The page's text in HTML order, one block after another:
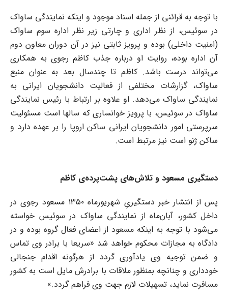
با توجه به قرائنی از جمله اسناد موجود و اینکه نمایندگی ساواک
در سوئیس، از نظر اداری و چارتی زیر نظر اداره سوم ساواک
(امنیت داخلی) بوده و پرویز ثابتی نیز در آن دوران معاون دوم
آن اداره بوده، روایت او درباره جذب کاظم رجوی به همکاری
می‌تواند درست باشد. کاظم تا چندسال بعد به عنوان منبع
ساواک، گزارشات مختلفی از فعالیت دانشجویان ایرانی به
نمایندگی ساواک می‌دهد. او علاوه بر ارتباط با رئیس نمایندگی
ساواک در سوئیس، با پرویز خوانساری که سالها است مسئولیت
سرپرستی امور دانشجویان ایرانی ساکن اروپا را بر عهده دارد و
ساکن ژنو است نیز مرتبط است.
دستگیری مسعود و تلاش‌های پشت‌پرده‌ی کاظم
پس از انتشار خبر دستگیریِ شهریورماه ۱۳۵۰ مسعود رجوی در
داخل کشور، آبان‌ماه از نمایندگی ساواک در سوئیس خواسته
می‌شود با توجه به اینکه مسعود از اعضای فعال گروه بوده و در
دادگاه به مجازات محکوم خواهد شد «سریعا با برادر وی تماس
و ضمن توجیه وی یادآوری گردد از هرگونه اقدام جنجالی
خودداری و چنانچه بمنظور ملاقات با برادرش مایل است به کشور
مسافرت نماید، تسهیلات لازم جهت وی فراهم گردد.»